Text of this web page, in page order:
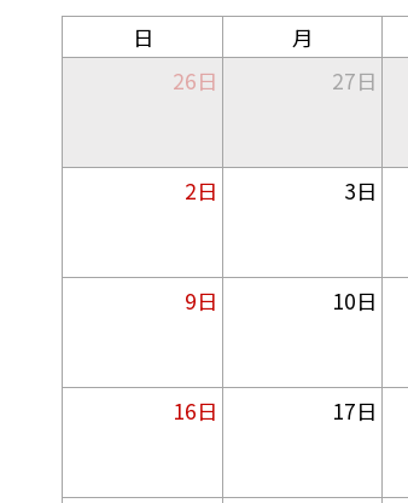
日 月
26日
27日
2日 3日
9日 10日
16日 17日